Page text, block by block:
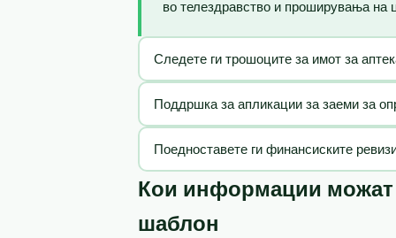
во телездравство и проширувања на
Следете ги трошоците за имот за
Поддршка за апликации за заеми за
Поедноставете ги финансиските
Кои информации можат
шаблон